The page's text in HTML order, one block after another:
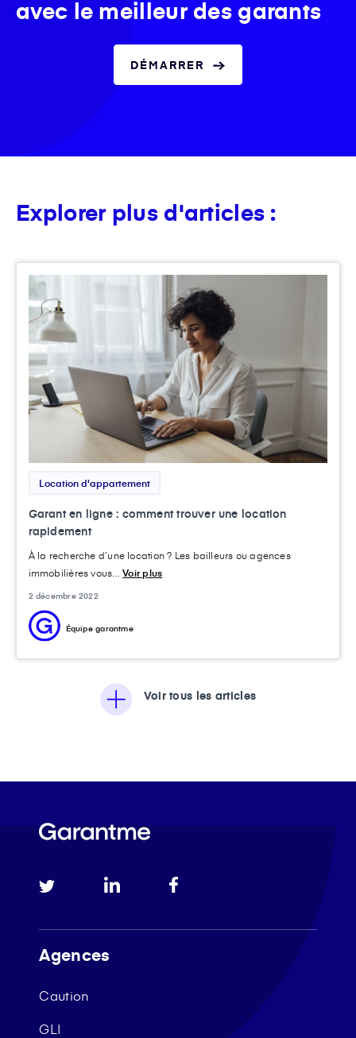
avec le meilleur des garants
DÉMARRER
Explorer plus d'articles :
Location d'appartement
Garant en ligne : comment trouver une location
rapidement
À la recherche d’une location ? Les bailleurs ou agences
immobilières vous...Voir plus
2 décembre 2022
Équipe garantme
Voir tous les articles
Agences
Caution
GLI